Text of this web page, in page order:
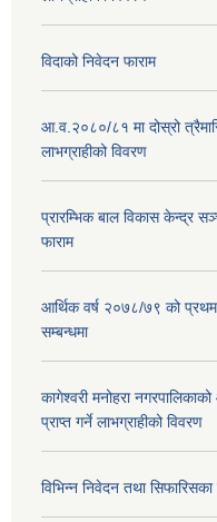
विदाको निवेदन फाराम
आ.व.२०८०/८१ मा दोस्रो
लाभग्राहीको विवरण
प्रारम्भिक बाल विकास केन्द्र
फाराम
आर्थिक वर्ष २०७८/७९ को प्रथम
सम्बन्धमा
कागेश्वरी मनोहरा
प्राप्त गर्ने लाभग्राहीको विवरण
विभिन्न निवेदन तथा